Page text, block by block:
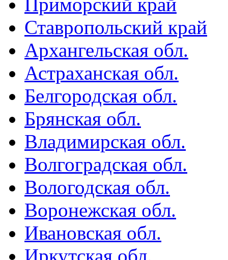
Приморский край
Ставропольский край
Архангельская обл.
Астраханская обл.
Белгородская обл.
Брянская обл.
Владимирская обл.
Волгоградская обл.
Вологодская обл.
Воронежская обл.
Ивановская обл.